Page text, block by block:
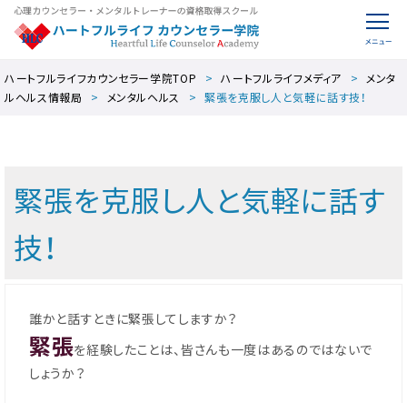
ハートフルライフカウンセラー学院TOP ハートフルライフメディア
メンタ
ルヘルス情報局
メンタルヘルス 緊張を克服し人と気軽に話す技！
緊張を克服し人と気軽に話す
技！
誰かと話すときに緊張してしますか？
緊張を経験したことは、皆さんも一度はあるのではないで
しょうか？